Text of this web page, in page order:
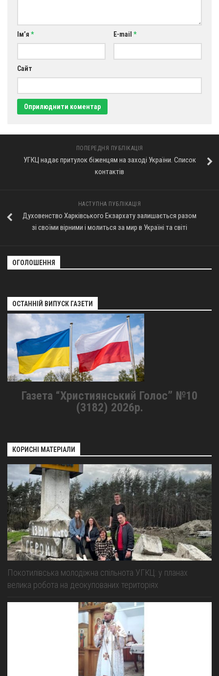
Св. Йосифа ОПДМ
Монастир сестер милосердя Св. Вінкентія. Дім Милосердя
Святого Василія Великого
Катехитична комісія
Комісія у справах молоді
Комісія з питань душпастирства охорони здоров’я
Спільноти
Полтавщина
Трансляції
Ім’я * E-mail *
Сайт
ПОПЕРЕДНЯ ПУБЛІКАЦІЯ
УГКЦ надає притулок біженцям на заході України. Список
контактів
НАСТУПНА ПУБЛІКАЦІЯ
Духовенство Харківського Екзархату залишається разом
зі своїми вірними і молиться за мир в Україні та світі
ОГОЛОШЕННЯ
ОСТАННІЙ ВИПУСК ГАЗЕТИ
Газета “Християнський Голос” №10
(3182) 2026р.
КОРИСНІ МАТЕРІАЛИ
Покотилівська молодіжна спільнота УГКЦ: у планах
велика робота на деокупованих територіях